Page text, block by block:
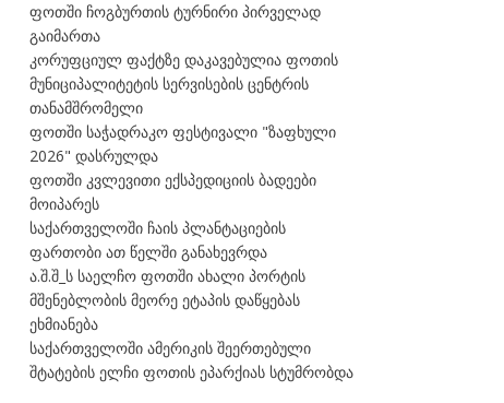
ფოთში ჩოგბურთის ტურნირი პირველად
გაიმართა
კორუფციულ ფაქტზე დაკავებულია ფოთის
მუნიციპალიტეტის სერვისების ცენტრის
თანამშრომელი
ფოთში საჭადრაკო ფესტივალი "ზაფხული
2026" დასრულდა
ფოთში კვლევითი ექსპედიციის ბადეები
მოიპარეს
საქართველოში ჩაის პლანტაციების
ფართობი ათ წელში განახევრდა
ა.შ.შ_ს საელჩო ფოთში ახალი პორტის
მშენებლობის მეორე ეტაპის დაწყებას
ეხმიანება
საქართველოში ამერიკის შეერთებული
შტატების ელჩი ფოთის ეპარქიას სტუმრობდა